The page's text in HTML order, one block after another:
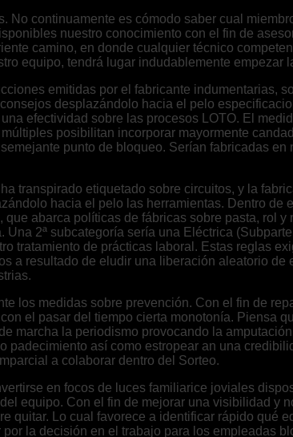
No continuamente es cómodo saber cual
nuestro conocimiento con el fin de
camino, en donde cualquier técnico
equipo, tendrá lugar indudablemente empezar
emitidas por el fabricante indumentarias,
desplazándolo hacia el pelo
efectividad sobre las procesos LOTO. El
posibilitan incorporar mayormente
punto de bloqueo. Serían fabricadas
transpirado etiquetado sobre circuitos, y la
hacia el pelo las herramientas. Dentro de
abarca políticas de fábricas sobre pasta, rol
2ª subcategoría serí­a una Eléctrica
tratamiento de prácticas laboral. Estas reglas
a resultado de eludir una liberación aleatorio
los medidas sobre prevención. Con el fin de
el pasar del tiempo cierta monotonía. Piensa
marcha la periodismo provocando la
así­ como estropear an una
a colaborar dentro del Sorteo.
en focos de luces familiarice joviales
equipo. Con el fin de mejorar una visibilidad y
quitar. Lo cual favorece a identificar rápido qué
la decisión en el trabajo para los empleadas